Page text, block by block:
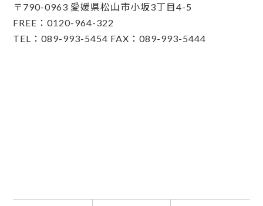
〒790-0963 愛媛県松山市小坂3丁目4-5
FREE：0120-964-322
TEL：089-993-5454 FAX：089-993-5444